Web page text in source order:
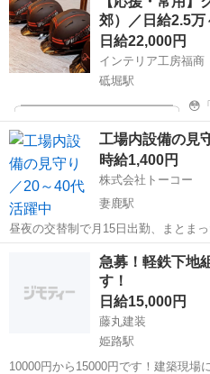
は「投稿者にメールで問い合わせ」
らお気軽にご連絡...郊）／日給2.5
日給22,000円
インテリア工房福商
砥堀駅
╭━━━━━━━━━━━━━╮ 😳「ちょ
ずは話だけ聞いてみたい」
は「投稿者にメールで問い合わせ」
らお気軽にご連絡...
兵庫 姫路市 砥堀駅 その他
工場内設備の見
時給1,400円
株式会社トーコー
妻鹿駅
昼夜の交替制で月15日出勤、まとま
未経験から丁寧に教えるため、初め
手がける総合人材サービス企業で...
妻鹿駅 その他
急募！軽鉄下地
す！
日給15,000円
藤丸建装
姫路駅
10000円から15000円です！建築現場